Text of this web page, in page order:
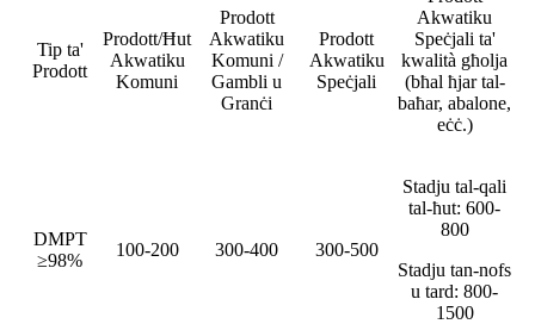
Tip ta'
Prodott
Prodott/Ħut
Akwatiku
Komuni
Prodott
Akwatiku
Komuni /
Gambli u
Granċi
Prodott
Akwatiku
Speċjali
Akwatiku
Speċjali ta'
kwalità għolja
(bħal ħjar tal-
baħar, abalone,
eċċ.)
DMPT
≥98%
100-200 300-400 300-500
Stadju tal-qali
tal-ħut: 600-
800
Stadju tan-nofs
u tard: 800-
1500